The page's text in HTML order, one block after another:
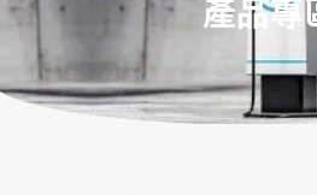
產品專